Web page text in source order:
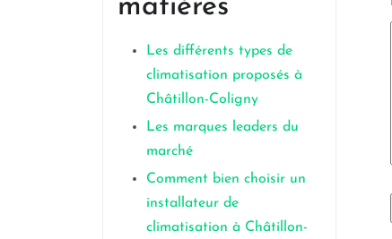
matières
Les différents types de
climatisation proposés à
Châtillon-Coligny
Les marques leaders du
marché
Comment bien choisir un
installateur de
climatisation à Châtillon-